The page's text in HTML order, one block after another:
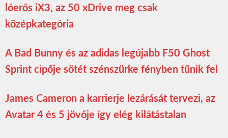
lóerős iX3, az 50 xDrive meg csak
középkategória
A Bad Bunny és az adidas legújabb F50 Ghost
Sprint cipője sötét szénszürke fényben tűnik fel
James Cameron a karrierje lezárását tervezi, az
Avatar 4 és 5 jövője így elég kilátástalan